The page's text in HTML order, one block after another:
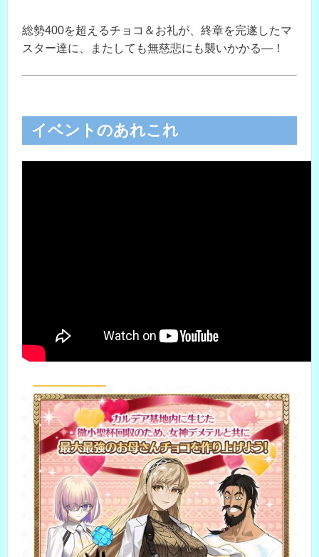
総勢400を超えるチョコ＆お礼が、終章を完遂したマ
スター達に、またしても無慈悲にも襲いかかる―！
イベントのあれこれ